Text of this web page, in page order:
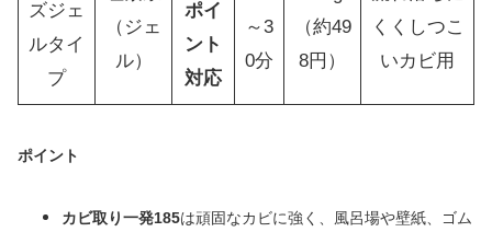
ズジェ
ルタイ
プ
（ジェ
ル）
ポイ
ント
対応
～3
0分
（約49
8円）
くくしつこ
いカビ用
ポイント
カビ取り一発185は頑固なカビに強く、風呂場や壁紙、ゴム